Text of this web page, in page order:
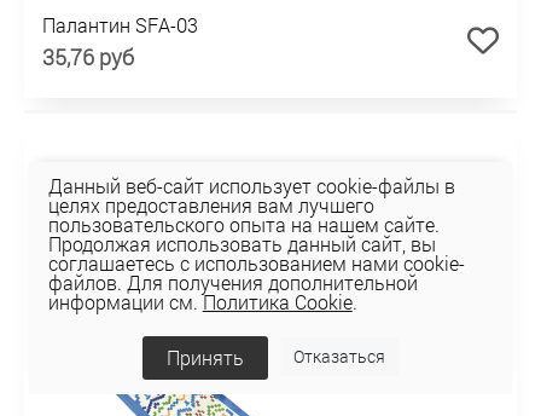
Палантин SFA-03
35,76 руб
Данный веб-сайт использует cookie-файлы в
целях предоставления вам лучшего
пользовательского опыта на нашем сайте.
Продолжая использовать данный сайт, вы
соглашаетесь с использованием нами cookie-
файлов. Для получения дополнительной
информации см.Политика Cookie.
Принять Отказаться